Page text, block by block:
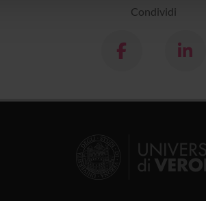
Condividi